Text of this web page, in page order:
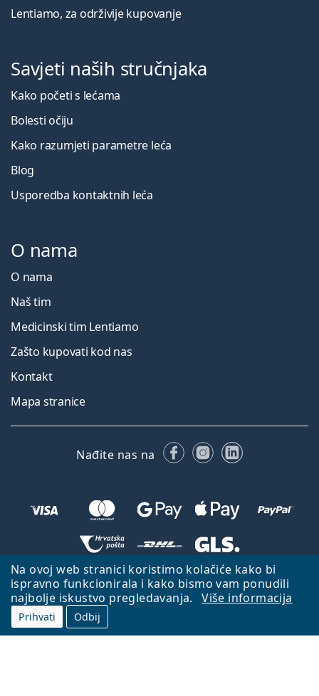
Na ovoj web stranici koristimo kolačiće kako bi
ispravno funkcionirala i kako bismo vam ponudili
najbolje iskustvo pregledavanja.
Više informacija
Prihvati Odbij
Lentiamo, za održivije kupovanje
Savjeti naših stručnjaka
Kako početi s lećama
Bolesti očiju
Kako razumjeti parametre leća
Blog
Usporedba kontaktnih leća
O nama
O nama
Naš tim
Medicinski tim Lentiamo
Zašto kupovati kod nas
Kontakt
Mapa stranice
Nađite nas na FacebookuInstagramu
LinkedIn
Natrag na početnu stranicu
Idi gore
Lentiamo.hr je u vlasništvu i upravljanju tvrtke Lentiamo s.r.o., Češka
Republika